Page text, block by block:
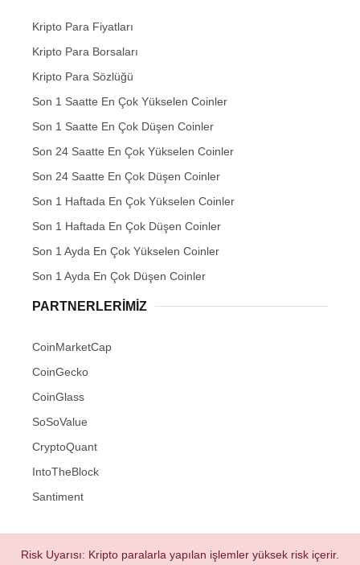
Kripto Para Fiyatları
Kripto Para Borsaları
Kripto Para Sözlüğü
Son 1 Saatte En Çok Yükselen Coinler
Son 1 Saatte En Çok Düşen Coinler
Son 24 Saatte En Çok Yükselen Coinler
Son 24 Saatte En Çok Düşen Coinler
Son 1 Haftada En Çok Yükselen Coinler
Son 1 Haftada En Çok Düşen Coinler
Son 1 Ayda En Çok Yükselen Coinler
Son 1 Ayda En Çok Düşen Coinler
PARTNERLERIMIZ
CoinMarketCap
CoinGecko
CoinGlass
SoSoValue
CryptoQuant
IntoTheBlock
Santiment
Risk Uyarısı: Kripto paralarla yapılan işlemler yüksek risk içerir.